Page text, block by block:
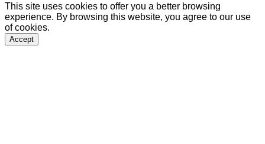
This site uses cookies to offer you a better browsing
experience. By browsing this website, you agree to our use
of cookies.
Accept